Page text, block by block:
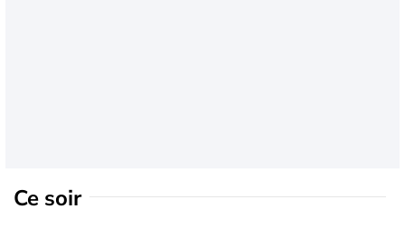
Ce soir